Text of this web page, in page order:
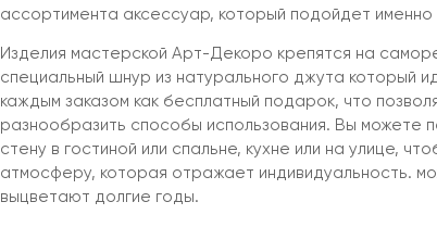
ассортимента аксессуар, который подойдет именно
Изделия мастерской Арт-Декоро крепятся на
специальный шнур из натурального джута который
каждым заказом как бесплатный подарок, что
разнообразить способы использования. Вы можете
стену в гостиной или спальне, кухне или на улице,
атмосферу, которая отражает индивидуальность.
выцветают долгие годы.